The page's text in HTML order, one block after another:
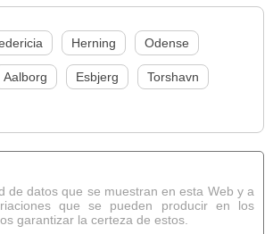
Herning Odense
Aalborg Esbjerg Torshavn
de datos que se muestran en esta Web y a
que se pueden producir en los
garantizar la certeza de estos.